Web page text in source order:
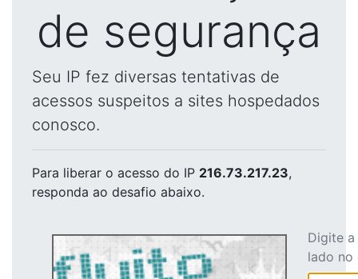
de segurança
Seu IP fez diversas tentativas de
acessos suspeitos a sites hospedados
conosco.
Para liberar o acesso do IP 216.73.217.23,
responda ao desafio abaixo.
Digite
lado no